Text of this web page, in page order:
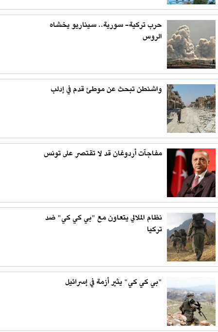
حرب تركية- سورية.. سيناريو يخشاه
الروس
واشنطن تبحث عن موطئ قدم في إدلب
مفاجآت أردوغان قد لا تقتصر على تونس
نظام الملالي يتعاون مع "بي كي كي" ضد
تركيا
"بي كي كي" يثير أزمة في إسرائيل